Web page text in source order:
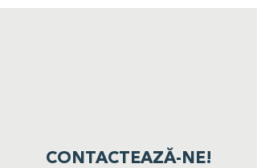
CONTACTEAZĂ-NE!